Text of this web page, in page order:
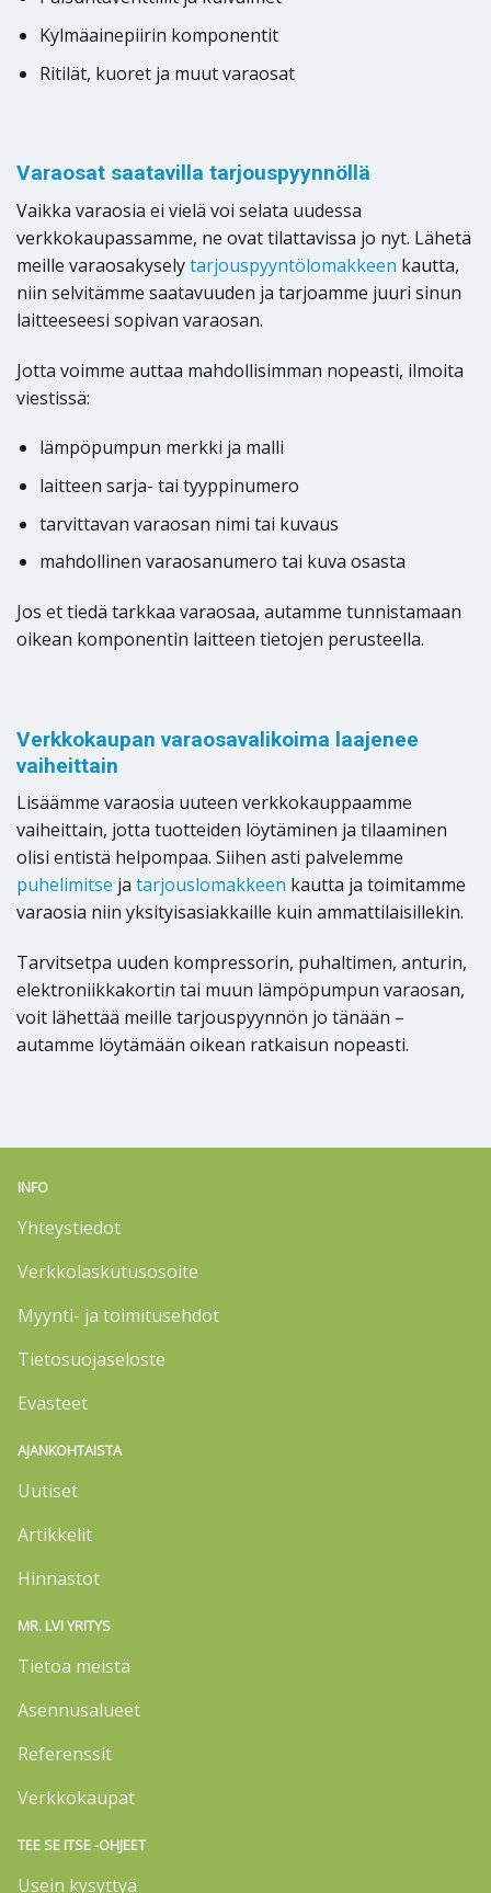
Kylmäainepiirin komponentit
Ritilät, kuoret ja muut varaosat
Varaosat saatavilla tarjouspyynnöllä
Vaikka varaosia ei vielä voi selata uudessa
verkkokaupassamme, ne ovat tilattavissa jo nyt. Lähetä
meille varaosakyselytarjouspyyntölomakkeen kautta,
niin selvitämme saatavuuden ja tarjoamme juuri sinun
laitteeseesi sopivan varaosan.
Jotta voimme auttaa mahdollisimman nopeasti, ilmoita
viestissä:
lämpöpumpun merkki ja malli
laitteen sarja- tai tyyppinumero
tarvittavan varaosan nimi tai kuvaus
mahdollinen varaosanumero tai kuva osasta
Jos et tiedä tarkkaa varaosaa, autamme tunnistamaan
oikean komponentin laitteen tietojen perusteella.
Verkkokaupan varaosavalikoima laajenee
vaiheittain
Lisäämme varaosia uuteen verkkokauppaamme
vaiheittain, jotta tuotteiden löytäminen ja tilaaminen
olisi entistä helpompaa. Siihen asti palvelemme
puhelimitse ja tarjouslomakkeen kautta ja toimitamme
varaosia niin yksityisasiakkaille kuin ammattilaisillekin.
Tarvitsetpa uuden kompressorin, puhaltimen, anturin,
elektroniikkakortin tai muun lämpöpumpun varaosan,
voit lähettää meille tarjouspyynnön jo tänään –
autamme löytämään oikean ratkaisun nopeasti.
INFO
Yhteystiedot
Verkkolaskutusosoite
Myynti- ja toimitusehdot
Tietosuojaseloste
Evästeet
AJANKOHTAISTA
Uutiset
Artikkelit
Hinnastot
MR. LVI YRITYS
Tietoa meistä
Asennusalueet
Referenssit
Verkkokaupat
TEE SE ITSE -OHJEET
Usein kysyttyä